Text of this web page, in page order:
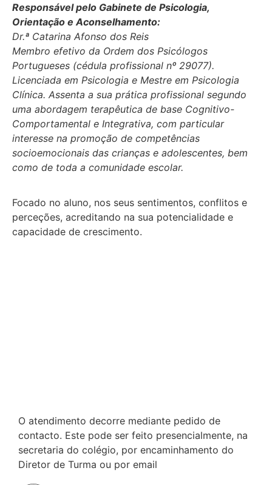
Responsável pelo Gabinete de Psicologia,
Orientação e Aconselhamento:
Dr.ª Catarina Afonso dos Reis
Membro efetivo da Ordem dos Psicólogos
Portugueses (cédula profissional nº 29077).
Licenciada em Psicologia e Mestre em Psicologia
Clínica. Assenta a sua prática profissional segundo
uma abordagem terapêutica de base Cognitivo-
Comportamental e Integrativa, com particular
interesse na promoção de competências
socioemocionais das crianças e adolescentes, bem
como de toda a comunidade escolar.
Focado no aluno, nos seus sentimentos, conflitos e
perceções, acreditando na sua potencialidade e
capacidade de crescimento.
O atendimento decorre mediante pedido de
contacto. Este pode ser feito presencialmente, na
secretaria do colégio, por encaminhamento do
Diretor de Turma ou por email